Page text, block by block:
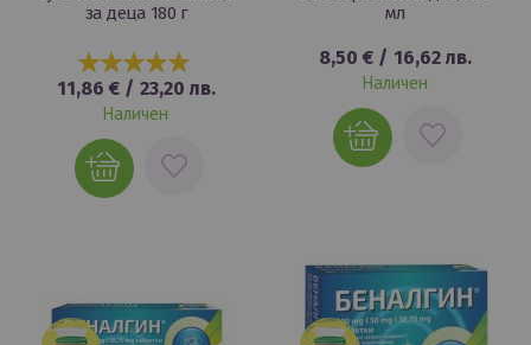
за деца 180 г
100%
11,86 €/ 23,20 лв.
Наличен
ДОБАВИ
мл
8,50 €/ 16,62 лв.
Наличен
ДОБАВИ